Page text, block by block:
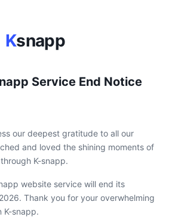
Ksnapp
Service End Notice
our deepest gratitude to all our
and loved the shining moments of
K-snapp.
website service will end its
Thank you for your overwhelming
K-snapp.